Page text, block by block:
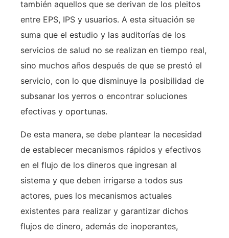
también aquellos que se derivan de los pleitos
entre EPS, IPS y usuarios. A esta situación se
suma que el estudio y las auditorías de los
servicios de salud no se realizan en tiempo real,
sino muchos años después de que se prestó el
servicio, con lo que disminuye la posibilidad de
subsanar los yerros o encontrar soluciones
efectivas y oportunas.
De esta manera, se debe plantear la necesidad
de establecer mecanismos rápidos y efectivos
en el flujo de los dineros que ingresan al
sistema y que deben irrigarse a todos sus
actores, pues los mecanismos actuales
existentes para realizar y garantizar dichos
flujos de dinero, además de inoperantes,